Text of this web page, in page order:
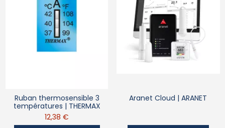
Ruban thermosensible 3
températures | THERMAX
12,38 €
Aranet Cloud | ARANET